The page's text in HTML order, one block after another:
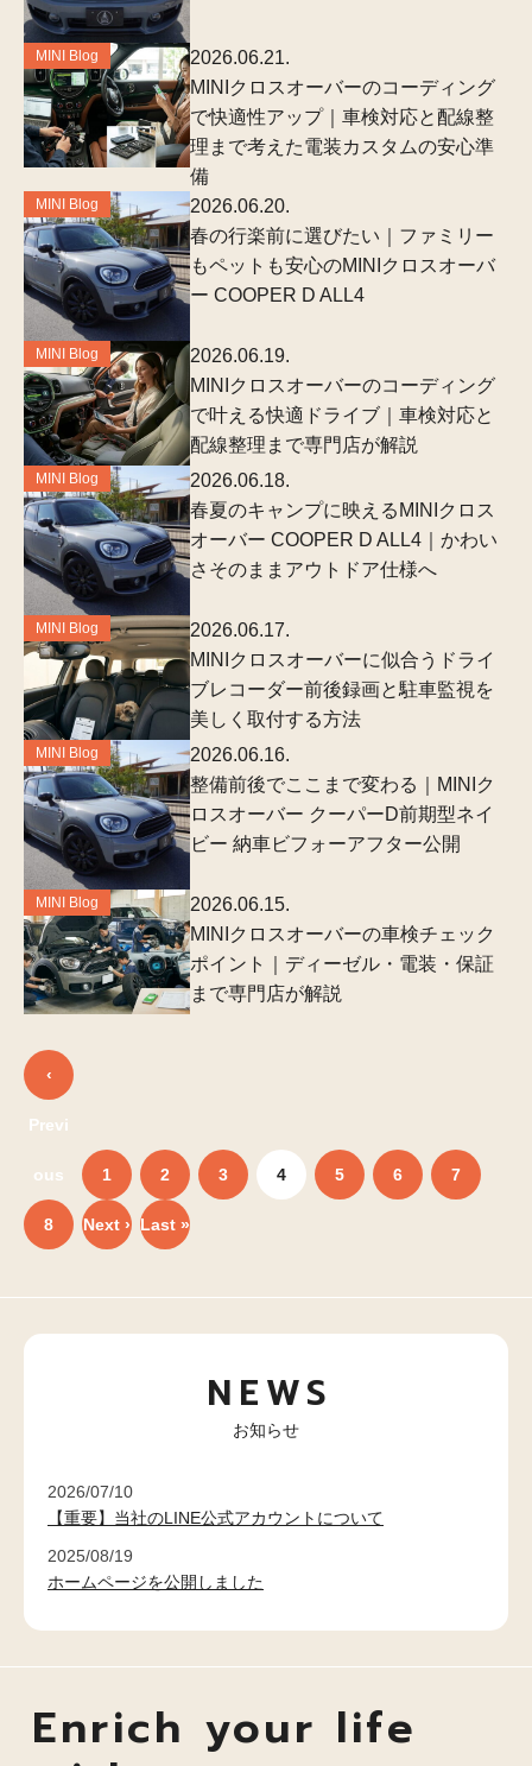
MINI Blog
2026.06.21.
MINIクロスオーバーのコーディング
で快適性アップ｜車検対応と配線整
理まで考えた電装カスタムの安心準
備
MINI Blog
2026.06.20.
春の行楽前に選びたい｜ファミリー
もペットも安心のMINIクロスオーバ
ー COOPER D ALL4
MINI Blog
2026.06.19.
MINIクロスオーバーのコーディング
で叶える快適ドライブ｜車検対応と
配線整理まで専門店が解説
MINI Blog
2026.06.18.
春夏のキャンプに映えるMINIクロス
オーバー COOPER D ALL4｜かわい
さそのままアウトドア仕様へ
MINI Blog
2026.06.17.
MINIクロスオーバーに似合うドライ
ブレコーダー前後録画と駐車監視を
美しく取付する方法
MINI Blog
2026.06.16.
整備前後でここまで変わる｜MINIク
ロスオーバー クーパーD前期型ネイ
ビー 納車ビフォーアフター公開
MINI Blog
2026.06.15.
MINIクロスオーバーの車検チェック
ポイント｜ディーゼル・電装・保証
まで専門店が解説
‹
Previ
ous 1 2 3 4 5 6 7
8 Next › Last »
NEWS
お知らせ
2026/07/10
【重要】当社のLINE公式アカウントについて
2025/08/19
ホームページを公開しました
Enrich your life